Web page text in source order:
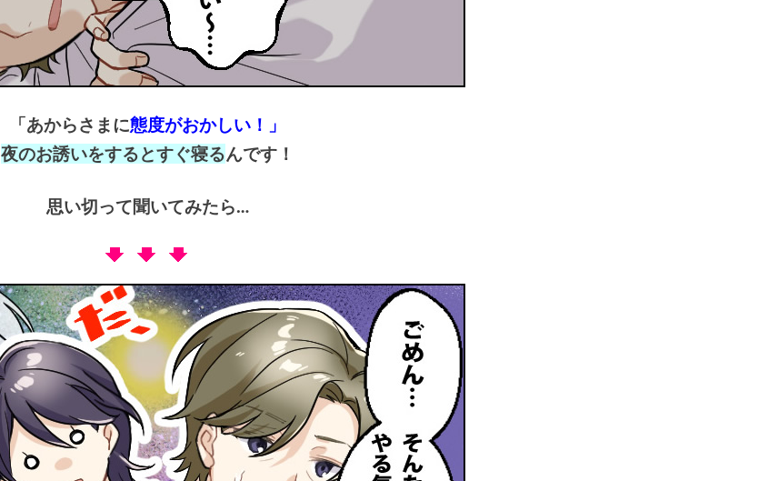
「あからさまに態度がおかしい！」
夜のお誘いをするとすぐ寝るんです！
思い切って聞いてみたら…